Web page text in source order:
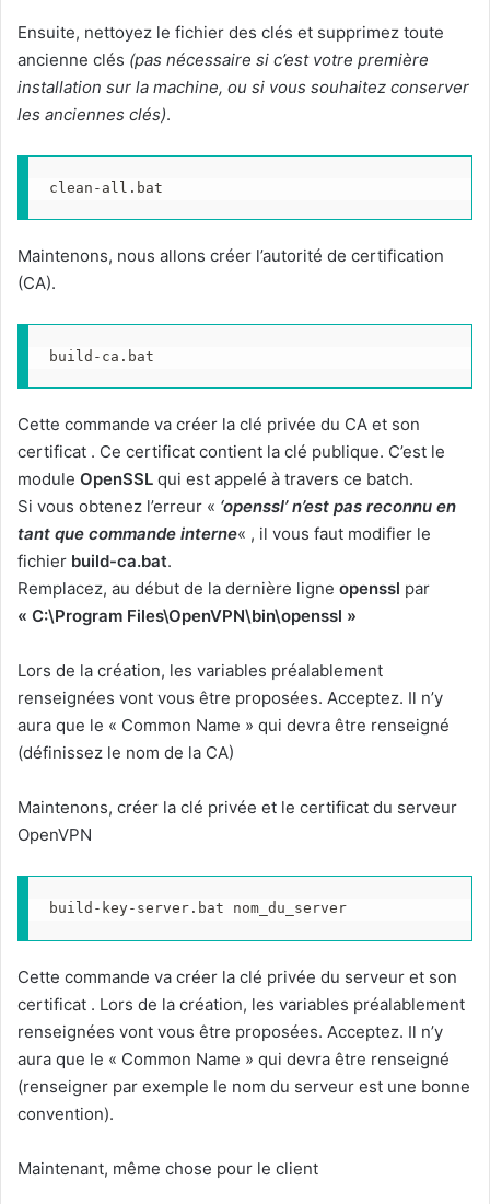
Ensuite, nettoyez le fichier des clés et supprimez toute
ancienne clés (pas nécessaire si c’est votre première
installation sur la machine, ou si vous souhaitez conserver
les anciennes clés).
clean-all.bat
Maintenons, nous allons créer l’autorité de certification
(CA).
build-ca.bat
Cette commande va créer la clé privée du CA et son
certificat . Ce certificat contient la clé publique. C’est le
module OpenSSL qui est appelé à travers ce batch.
Si vous obtenez l’erreur « ‘openssl’ n’est pas reconnu en
tant que commande interne« , il vous faut modifier le
fichier build-ca.bat.
Remplacez, au début de la dernière ligne openssl par
« C:\Program Files\OpenVPN\bin\openssl »
Lors de la création, les variables préalablement
renseignées vont vous être proposées. Acceptez. Il n’y
aura que le « Common Name » qui devra être renseigné
(définissez le nom de la CA)
Maintenons, créer la clé privée et le certificat du serveur
OpenVPN
build-key-server.bat nom_du_server
Cette commande va créer la clé privée du serveur et son
certificat . Lors de la création, les variables préalablement
renseignées vont vous être proposées. Acceptez. Il n’y
aura que le « Common Name » qui devra être renseigné
(renseigner par exemple le nom du serveur est une bonne
convention).
Maintenant, même chose pour le client